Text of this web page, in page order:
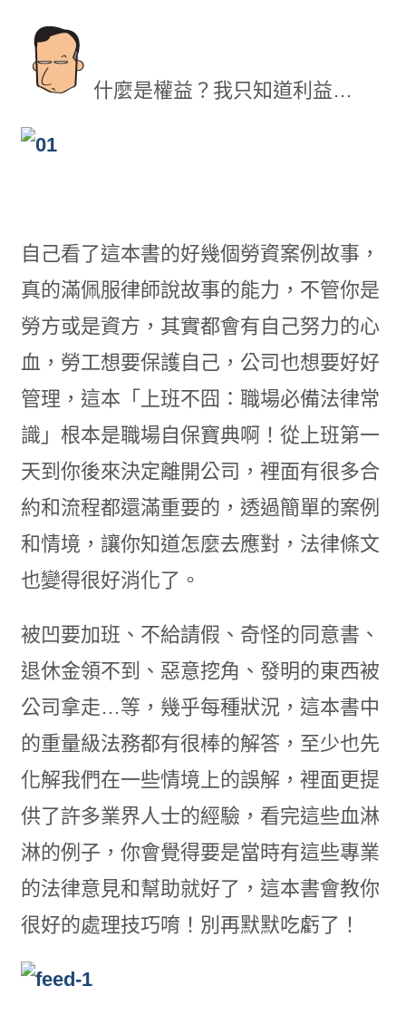
什麼是權益？我只知道利益…
自己看了這本書的好幾個勞資案例故事，
真的滿佩服律師說故事的能力，不管你是
勞方或是資方，其實都會有自己努力的心
血，勞工想要保護自己，公司也想要好好
管理，這本「上班不囧：職場必備法律常
識」根本是職場自保寶典啊！從上班第一
天到你後來決定離開公司，裡面有很多合
約和流程都還滿重要的，透過簡單的案例
和情境，讓你知道怎麼去應對，法律條文
也變得很好消化了。
被凹要加班、不給請假、奇怪的同意書、
退休金領不到、惡意挖角、發明的東西被
公司拿走…等，幾乎每種狀況，這本書中
的重量級法務都有很棒的解答，至少也先
化解我們在一些情境上的誤解，裡面更提
供了許多業界人士的經驗，看完這些血淋
淋的例子，你會覺得要是當時有這些專業
的法律意見和幫助就好了，這本書會教你
很好的處理技巧唷！別再默默吃虧了！